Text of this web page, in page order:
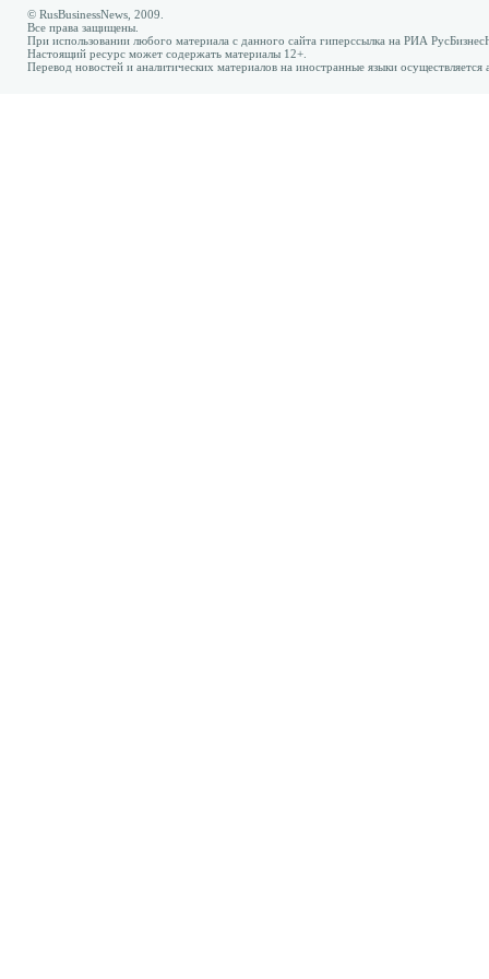
© RusBusinessNews, 2009.
Все права защищены.
При использовании любого материала с данного сайта гиперссылка на РИА
Настоящий ресурс может содержать материалы 12+.
Перевод новостей и аналитических материалов на иностранные языки осуществляется